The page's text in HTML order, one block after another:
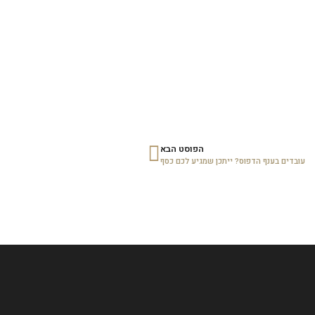
הפוסט הבא
עובדים בענף הדפוס? ייתכן שמגיע לכם כסף